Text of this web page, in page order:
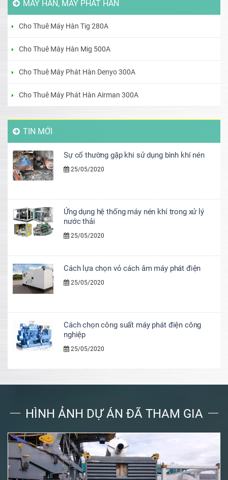
MÁY HÀN, MÁY PHÁT HÀN
Cho Thuê Máy Hàn Tig 280A
Cho Thuê Máy Hàn Mig 500A
Cho Thuê Máy Phát Hàn Denyo 300A
Cho Thuê Máy Phát Hàn Airman 300A
TIN MỚI
Sự cố thường gặp khi sử dụng bình khí nén
25/05/2020
Ứng dụng hệ thống máy nén khí trong xử lý
nước thải
25/05/2020
Cách lựa chọn vỏ cách âm máy phát điện
25/05/2020
Cách chọn công suất máy phát điện công
nghiệp
25/05/2020
HÌNH ẢNH DỰ ÁN ĐÃ THAM GIA